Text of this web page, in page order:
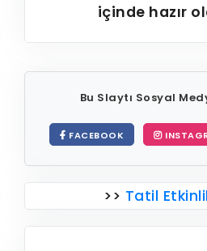
içinde hazır
Bu Slaytı Sosyal
FACEBOOK
>> Tatil